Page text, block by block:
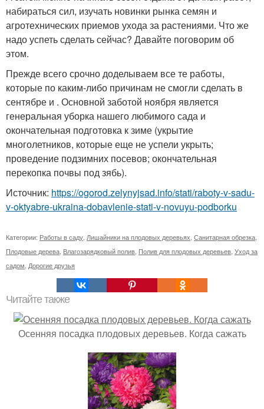
набираться сил, изучать новинки рынка семян и
агротехнических приемов ухода за растениями. Что же
надо успеть сделать сейчас? Давайте поговорим об
этом.
Прежде всего срочно доделываем все те работы,
которые по каким-либо причинам не смогли сделать в
сентябре и . Основной заботой ноября является
генеральная уборка нашего любимого сада и
окончательная подготовка к зиме (укрытие
многолетников, которые еще не успели укрыть;
проведение подзимних посевов; окончательная
перекопка почвы под зябь).
Источник: https://ogorod.zelynyjsad.info/stati/raboty-v-sadu-
v-oktyabre-ukraina-dobavlenie-stati-v-novuyu-podborku
Категории: Работы в саду Лишайники на плодовых деревьях Санитарная обрезка
Плодовые дерева Влагозарядковый полив Полив для плодовых деревьев Уход за
садом Дорогие друзья
Читайте также
Осенняя посадка плодовых деревьев. Когда сажать